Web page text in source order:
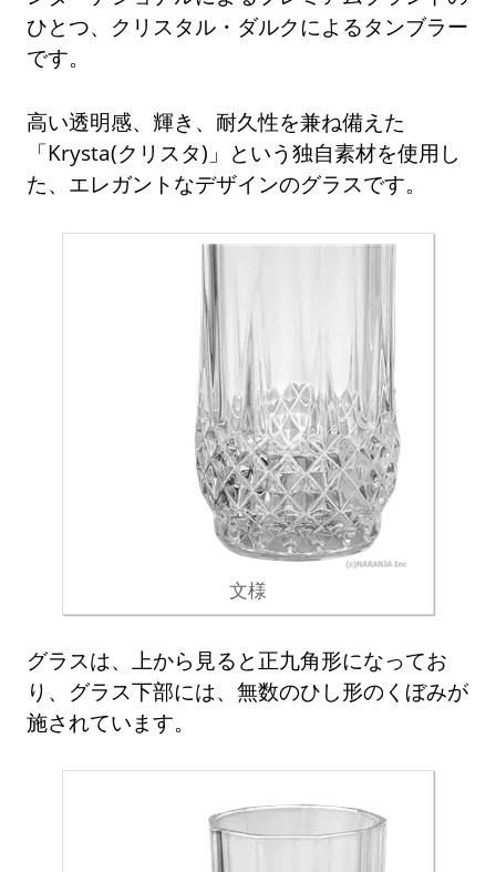
ひとつ、クリスタル・ダルクによるタンブラー
です。
高い透明感、輝き、耐久性を兼ね備えた
「Krysta(クリスタ)」という独自素材を使用し
た、エレガントなデザインのグラスです。
文様
グラスは、上から見ると正九角形になってお
り、グラス下部には、無数のひし形のくぼみが
施されています。